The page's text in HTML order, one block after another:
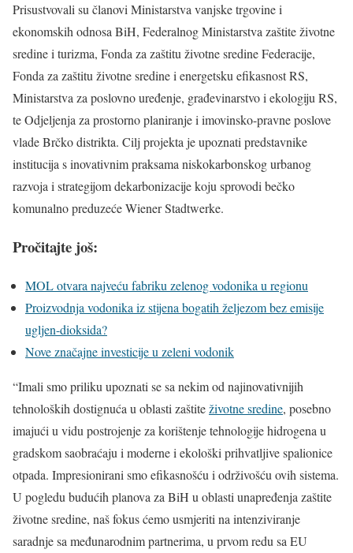
Prisustvovali su članovi Ministarstva vanjske trgovine i
ekonomskih odnosa BiH, Federalnog Ministarstva zaštite životne
sredine i turizma, Fonda za zaštitu životne sredine Federacije,
Fonda za zaštitu životne sredine i energetsku efikasnost RS,
Ministarstva za poslovno uređenje, građevinarstvo i ekologiju RS,
te Odjeljenja za prostorno planiranje i imovinsko-pravne poslove
vlade Brčko distrikta. Cilj projekta je upoznati predstavnike
institucija s inovativnim praksama niskokarbonskog urbanog
razvoja i strategijom dekarbonizacije koju sprovodi bečko
komunalno preduzeće Wiener Stadtwerke.
Pročitajte još:
MOL otvara najveću fabriku zelenog vodonika u regionu
Proizvodnja vodonika iz stijena bogatih željezom bez emisije
ugljen-dioksida?
Nove značajne investicije u zeleni vodonik
“Imali smo priliku upoznati se sa nekim od najinovativnijih
tehnoloških dostignuća u oblasti zaštiteživotne sredine, posebno
imajući u vidu postrojenje za korištenje tehnologije hidrogena u
gradskom saobraćaju i moderne i ekološki prihvatljive spalionice
otpada. Impresionirani smo efikasnošću i održivošću ovih sistema.
U pogledu budućih planova za BiH u oblasti unapređenja zaštite
životne sredine, naš fokus ćemo usmjeriti na intenziviranje
saradnje sa međunarodnim partnerima, u prvom redu sa EU